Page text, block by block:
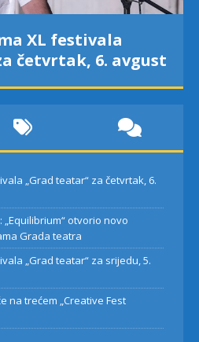
XL festivala
četvrtak, 6. avgust
„Grad teatar“ za četvrtak, 6.
otvorio novo
Grada teatra
„Grad teatar“ za srijedu, 5.
na trećem „Creative Fest